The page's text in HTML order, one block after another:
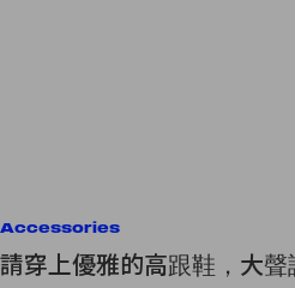
Accessories
請穿上優雅的高跟鞋，大聲